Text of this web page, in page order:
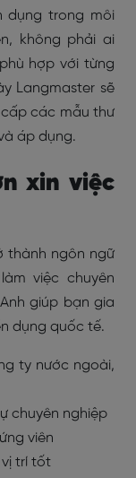
dụng trong môi
không phải ai
hợp với từng
Langmaster sẽ
các mẫu thư
áp dụng.
xin việc
thành ngôn ngữ
việc chuyên
giúp bạn gia
dụng quốc tế.
ty nước ngoài,
chuyên nghiệp
viên
vị trí tốt